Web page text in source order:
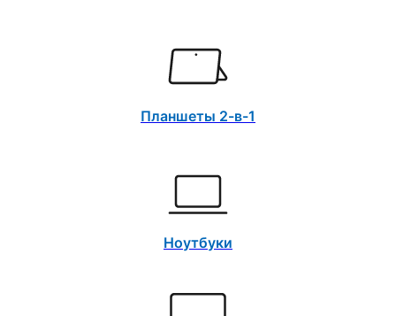
Планшеты 2-в-1
Ноутбуки